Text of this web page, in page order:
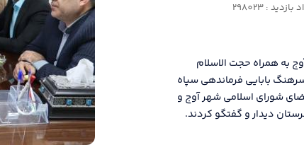
: 298023
به همراه حجت الاسلام
بابایی فرماندهی سپاه
شورای اسلامی شهر آوج و
دیدار و گفتگو کردند.